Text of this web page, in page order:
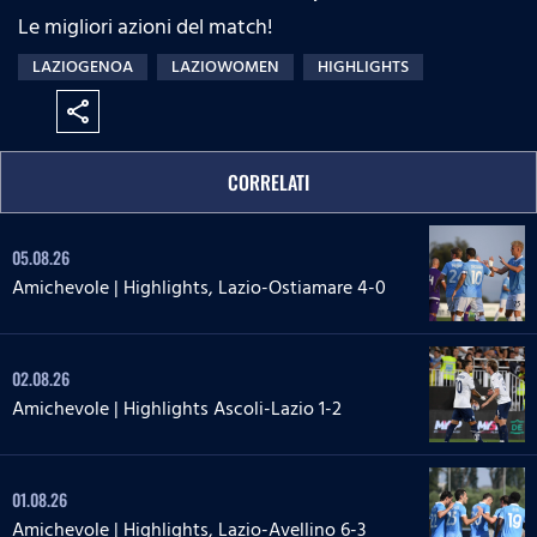
Le migliori azioni del match!
LAZIOGENOA LAZIOWOMEN HIGHLIGHTS
share
CORRELATI
05.08.26
Amichevole | Highlights, Lazio-Ostiamare 4-0
02.08.26
Amichevole | Highlights Ascoli-Lazio 1-2
01.08.26
Amichevole | Highlights, Lazio-Avellino 6-3